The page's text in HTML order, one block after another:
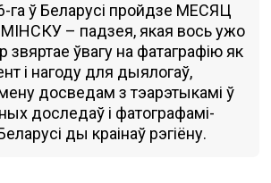
га ў Беларусі пройдзе МЕСЯЦ
– падзея, якая вось ужо
звяртае ўвагу на фатаграфію як
і нагоду для дыялогаў,
досведам з тэарэтыкамі ў
доследаў і фатографамі-
ды краінаў рэгіёну.